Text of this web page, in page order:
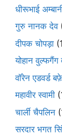
धीरूभाई
गुरु नानक देव
दीपक चोपड़ा
योहान वुल्फगैंग
वॉरेन एडवर्ड
महावीर स्वामी
चार्ली चैपलिन
सरदार भगत